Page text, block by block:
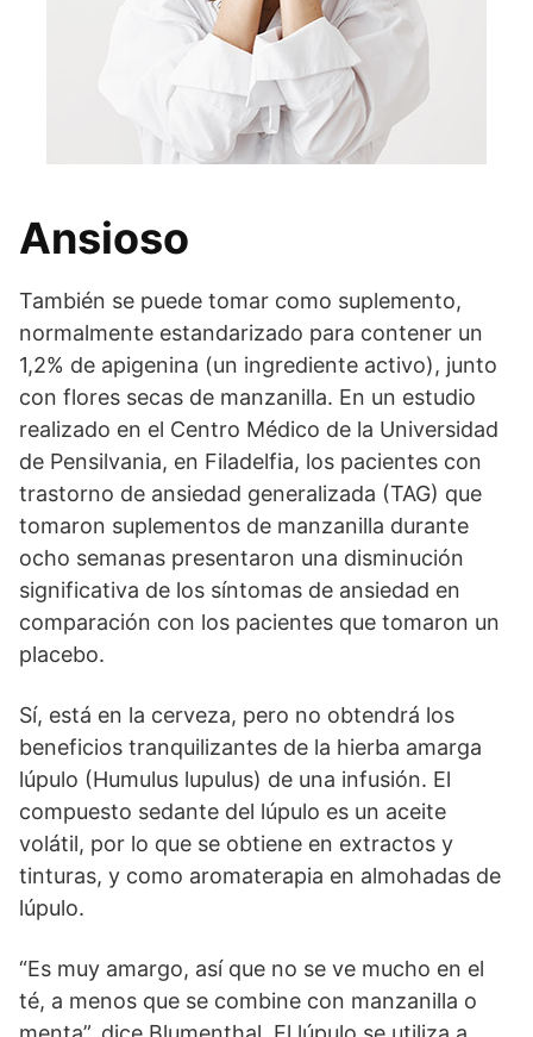
Ansioso
También se puede tomar como suplemento,
normalmente estandarizado para contener un
1,2% de apigenina (un ingrediente activo), junto
con flores secas de manzanilla. En un estudio
realizado en el Centro Médico de la Universidad
de Pensilvania, en Filadelfia, los pacientes con
trastorno de ansiedad generalizada (TAG) que
tomaron suplementos de manzanilla durante
ocho semanas presentaron una disminución
significativa de los síntomas de ansiedad en
comparación con los pacientes que tomaron un
placebo.
Sí, está en la cerveza, pero no obtendrá los
beneficios tranquilizantes de la hierba amarga
lúpulo (Humulus lupulus) de una infusión. El
compuesto sedante del lúpulo es un aceite
volátil, por lo que se obtiene en extractos y
tinturas, y como aromaterapia en almohadas de
lúpulo.
“Es muy amargo, así que no se ve mucho en el
té, a menos que se combine con manzanilla o